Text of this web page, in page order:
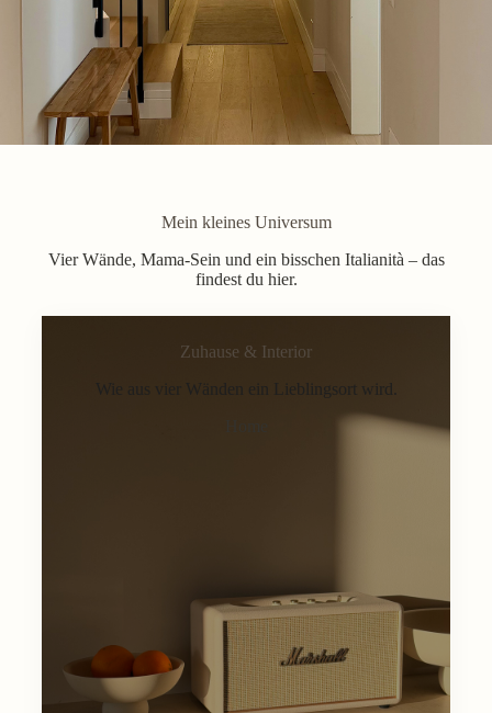
Mein kleines Universum
Vier Wände, Mama-Sein und ein bisschen Italianità – das
findest du hier.
Zuhause & Interior
Wie aus vier Wänden ein Lieblingsort wird.